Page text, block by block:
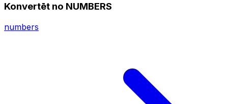
Konvertēt no NUMBERS
numbers